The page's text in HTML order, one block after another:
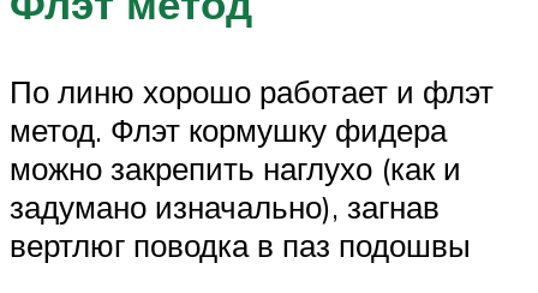
По линю хорошо работает и флэт
метод. Флэт кормушку фидера
можно закрепить наглухо (как и
задумано изначально), загнав
вертлюг поводка в паз подошвы